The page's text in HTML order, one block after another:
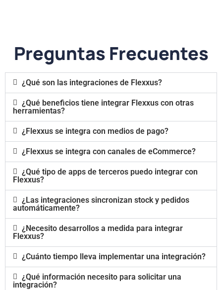
Preguntas Frecuentes
¿Qué son las integraciones de Flexxus?
¿Qué beneficios tiene integrar Flexxus con otras
herramientas?
¿Flexxus se integra con medios de pago?
¿Flexxus se integra con canales de eCommerce?
¿Qué tipo de apps de terceros puedo integrar con
Flexxus?
¿Las integraciones sincronizan stock y pedidos
automáticamente?
¿Necesito desarrollos a medida para integrar
Flexxus?
¿Cuánto tiempo lleva implementar una integración?
¿Qué información necesito para solicitar una
integración?